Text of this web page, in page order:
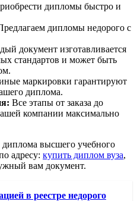
дипломы быстро и
дипломы недорого с
документ изготавливается
стандартов и может быть
маркировки гарантируют
диплома.
Все этапы от заказа до
компании максимально
высшего учебного
адресу: купить диплом вуза,
вам документ.
в реестре недорого